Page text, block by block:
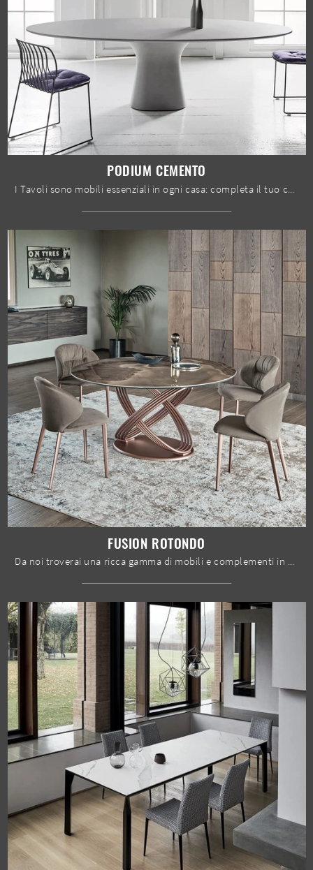
PODIUM CEMENTO
FUSION ROTONDO
Da noi troverai una ricca gamma di mobili e complementi in gres dei migliori produttori, ideali per completare i tuoi spazi.